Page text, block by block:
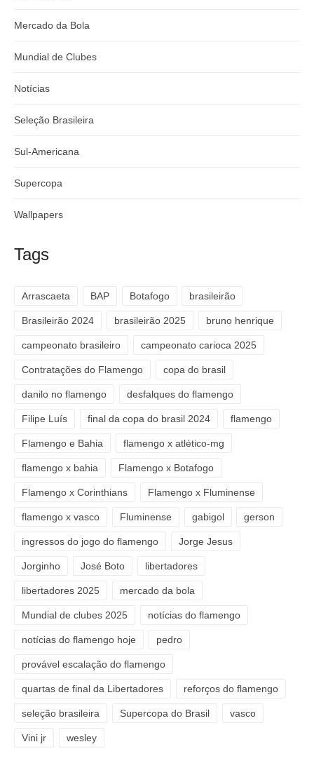
Mercado da Bola
Mundial de Clubes
Notícias
Seleção Brasileira
Sul-Americana
Supercopa
Wallpapers
Tags
Arrascaeta BAP Botafogo brasileirão
Brasileirão 2024 brasileirão 2025 bruno henrique
campeonato brasileiro campeonato carioca 2025
Contratações do Flamengo copa do brasil
danilo no flamengo desfalques do flamengo
Filipe Luís final da copa do brasil 2024 flamengo
Flamengo e Bahia flamengo x atlético-mg
flamengo x bahia Flamengo x Botafogo
Flamengo x Corinthians Flamengo x Fluminense
flamengo x vasco Fluminense gabigol gerson
ingressos do jogo do flamengo Jorge Jesus
Jorginho José Boto libertadores
libertadores 2025 mercado da bola
Mundial de clubes 2025 notícias do flamengo
notícias do flamengo hoje pedro
provável escalação do flamengo
quartas de final da Libertadores reforços do flamengo
seleção brasileira Supercopa do Brasil vasco
Vini jr wesley